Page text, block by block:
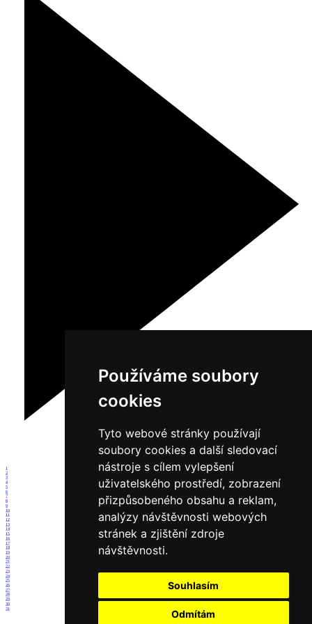
Používáme soubory
cookies
Tyto webové stránky používají
soubory cookies a další sledovací
nástroje s cílem vylepšení
uživatelského prostředí, zobrazení
přizpůsobeného obsahu a reklam,
analýzy návštěvnosti webových
stránek a zjištění zdroje
návštěvnosti.
Souhlasím
Odmítám
1
2
3
4
5
6
7
8
9
10
11
12
13
14
15
16
17
18
19
20
21
22
23
24
25
26
27
28
29
30
31